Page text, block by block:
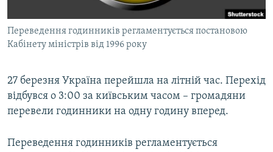
СВІДЧЕННЯ ОКУПАЦІЇ
ІНФОГРАФІКА
Русский
Qırımtatar
ДОЛУЧАЙСЯ!
Переведення годинників регламентується постановою
Кабінету міністрів від 1996 року
27 березня Україна перейшла на літній час. Перехід
відбувся о 3:00 за київським часом – громадяни
перевели годинники на одну годину вперед.
Переведення годинників регламентується